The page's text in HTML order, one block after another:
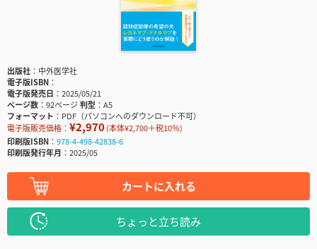
出版社
中外医学社
電子版ISBN
電子版発売日
2025/05/21
ページ数
92ページ判型
A5
フォーマット
PDF（パソコンへのダウンロード不可）
電子版販売価格： ¥2,970(本体¥2,700＋税10％)
印刷版ISBN
978-4-498-42838-6
印刷版発行年月
2025/05
カートに入れる
ちょっと立ち読み